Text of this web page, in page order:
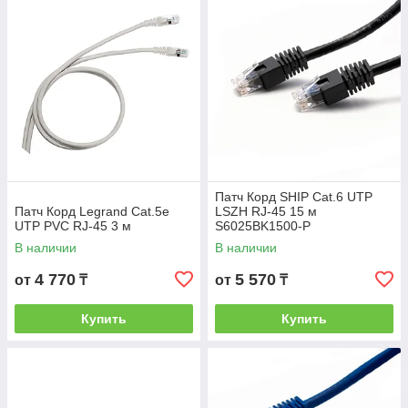
Патч Корд Legrand Cat.5e
UTP PVC RJ-45 3 м
В наличии
от 4 770 ₸
Купить
Патч Корд SHIP Cat.6 UTP
LSZH RJ-45 15 м
S6025BK1500-P
В наличии
от 5 570 ₸
Купить